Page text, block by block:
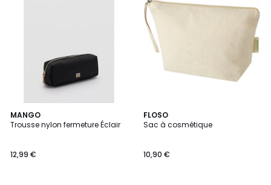
MANGO
Trousse nylon fermeture Éclair
12,99 €
FLOSO
Sac à cosmétique
10,90 €